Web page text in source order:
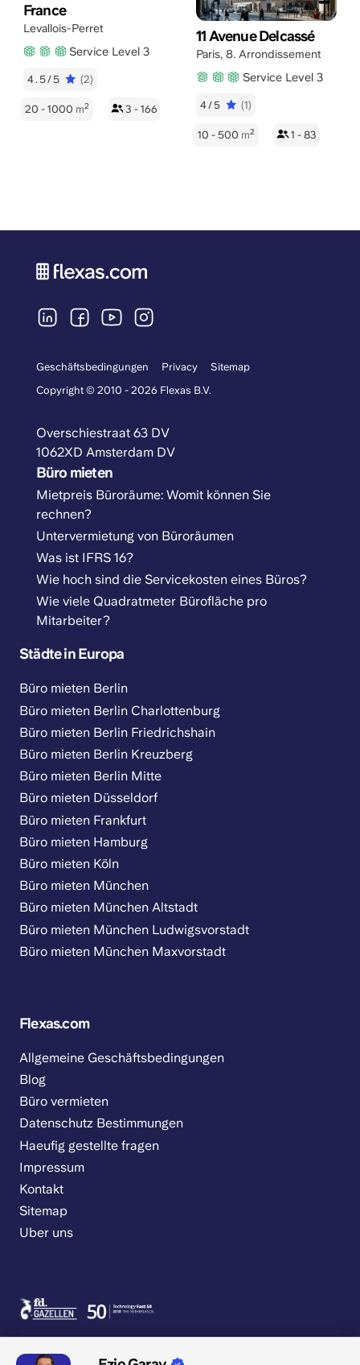
France
Levallois-Perret
Service Level 3
4.5/5 (2)
20 - 1000 m2 3 - 166
11 Avenue Delcassé
Paris, 8. Arrondissement
Service Level 3
4/5 (1)
10 - 500 m2 1 - 83
Geschäftsbedingungen Privacy
Sitemap
Copyright © 2010 - 2026 Flexas B.V.
Overschiestraat 63 DV
1062XD Amsterdam DV
Büro mieten
Mietpreis Büroräume: Womit können Sie
rechnen?
Untervermietung von Büroräumen
Was ist IFRS 16?
Wie hoch sind die Servicekosten eines Büros?
Wie viele Quadratmeter Bürofläche pro
Mitarbeiter?
Städte in Europa
Büro mieten Berlin
Büro mieten Berlin Charlottenburg
Büro mieten Berlin Friedrichshain
Büro mieten Berlin Kreuzberg
Büro mieten Berlin Mitte
Büro mieten Düsseldorf
Büro mieten Frankfurt
Büro mieten Hamburg
Büro mieten Köln
Büro mieten München
Büro mieten München Altstadt
Büro mieten München Ludwigsvorstadt
Büro mieten München Maxvorstadt
Flexas.com
Allgemeine Geschäftsbedingungen
Blog
Büro vermieten
Datenschutz Bestimmungen
Haeufig gestellte fragen
Impressum
Kontakt
Sitemap
Uber uns